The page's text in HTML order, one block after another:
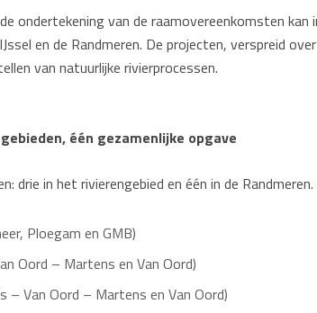
ondertekening van de raamovereenkomsten
en de Randmeren. De projecten, verspreid
van natuurlijke rivierprocessen.
één gezamenlijke opgave
drie in het rivierengebied en één in de
Ploegam en GMB)
Oord – Martens en Van Oord)
– Van Oord – Martens en Van Oord)